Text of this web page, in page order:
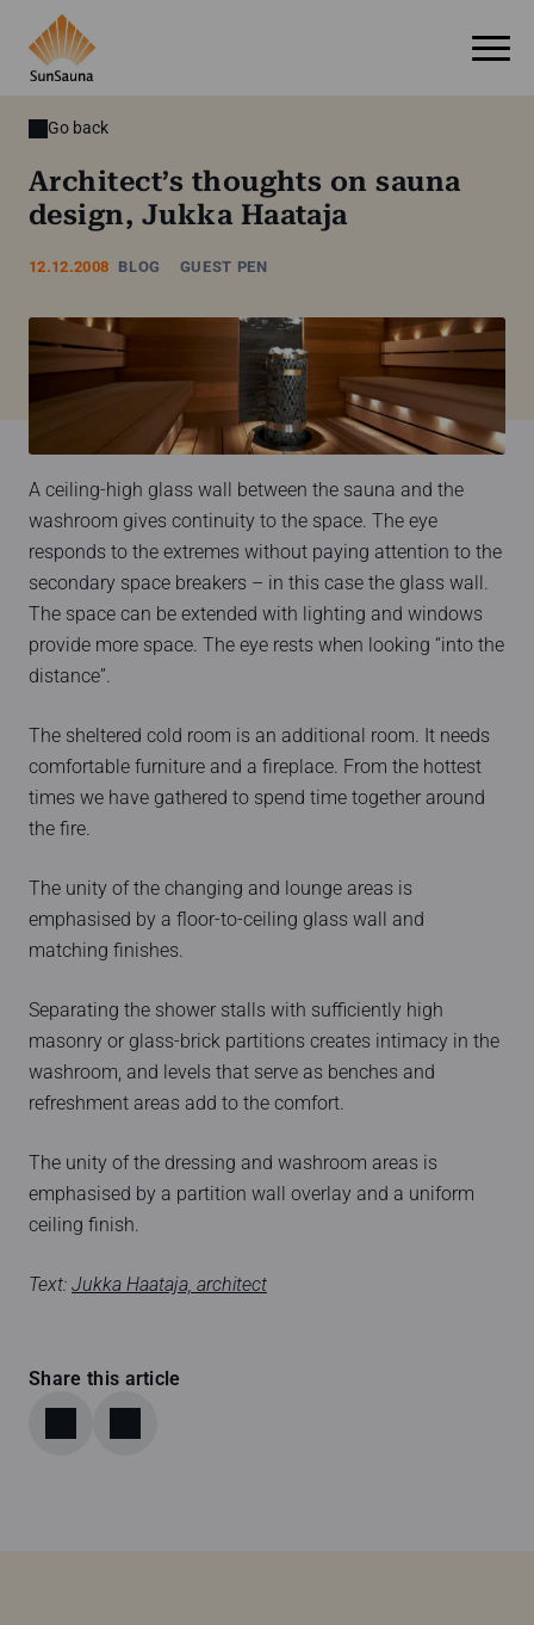
Go back
12.12.2008 BLOG GUEST PEN
Architect’s thoughts on sauna
design, Jukka Haataja
A ceiling-high glass wall between the sauna and the
washroom gives continuity to the space. The eye
responds to the extremes without paying attention to the
secondary space breakers – in this case the glass wall.
The space can be extended with lighting and windows
provide more space. The eye rests when looking “into the
distance”.
The sheltered cold room is an additional room. It needs
comfortable furniture and a fireplace. From the hottest
times we have gathered to spend time together around
the fire.
The unity of the changing and lounge areas is
emphasised by a floor-to-ceiling glass wall and
matching finishes.
Separating the shower stalls with sufficiently high
masonry or glass-brick partitions creates intimacy in the
washroom, and levels that serve as benches and
refreshment areas add to the comfort.
The unity of the dressing and washroom areas is
emphasised by a partition wall overlay and a uniform
ceiling finish.
Text: Jukka Haataja, architect
Share this article